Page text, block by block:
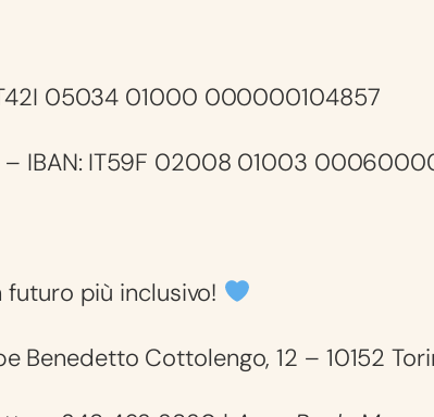
05034 01000 000000104857
– IBAN: IT59F 02008 01003
più inclusivo!
Benedetto Cottolengo, 12 – 10152